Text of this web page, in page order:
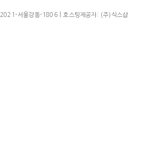
2021-서울강동-1806| 호스팅제공자: (주)식스샵